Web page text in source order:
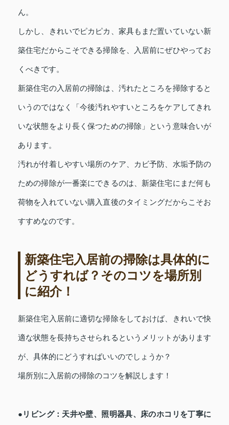
ん。
しかし、きれいでピカピカ、家具もまだ置いていない新
築住宅だからこそできる掃除を、入居前にぜひやってお
くべきです。
新築住宅の入居前の掃除は、汚れたところを掃除すると
いうのではなく「今後汚れやすいところをケアしてきれ
いな状態をより長く保つための掃除」という意味合いが
あります。
汚れが付着しやすい場所のケア、カビ予防、水垢予防の
ための掃除が一番楽にできるのは、新築住宅にまだ何も
荷物を入れていない購入直後のタイミングだからこそお
すすめなのです。
新築住宅入居前の掃除は具体的に
どうすれば？そのコツを場所別
に紹介！
新築住宅入居前に適切な掃除をしておけば、きれいで快
適な状態を長持ちさせられるというメリットがあります
が、具体的にどうすればいいのでしょうか？
場所別に入居前の掃除のコツを解説します！
●リビング：天井や壁、照明器具、床のホコリを丁寧に